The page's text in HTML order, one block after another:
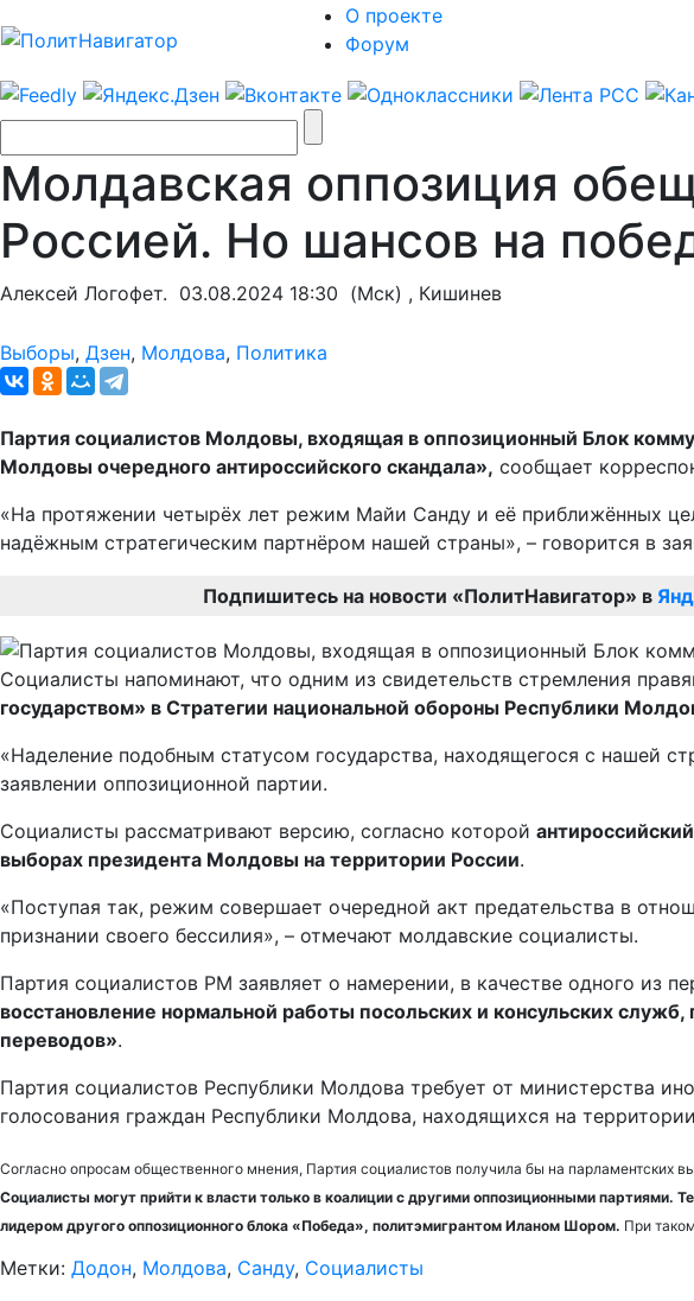
О проекте
Форум
Молдавская оппозиция
Россией. Но шансов на
Алексей Логофет. 03.08.2024 18:30 (Мск) , Кишинев
Выборы, Дзен, Молдова, Политика
Партия социалистов Молдовы, входящая в оппозиционный Блок
Молдовы очередного антироссийского скандала», сообщает
«На протяжении четырёх лет режим Майи Санду и её приближённых
надёжным стратегическим партнёром нашей страны», – говорится в
Подпишитесь на новости «ПолитНавигатор» в
Социалисты напоминают, что одним из свидетельств стремления
государством» в Стратегии национальной обороны Республики
«Наделение подобным статусом государства, находящегося с нашей
заявлении оппозиционной партии.
Социалисты рассматривают версию, согласно которой
выборах президента Молдовы на территории России.
«Поступая так, режим совершает очередной акт предательства в
признании своего бессилия», – отмечают молдавские социалисты.
Партия социалистов РМ заявляет о намерении, в качестве одного из
восстановление нормальной работы посольских и консульских
переводов».
Партия социалистов Республики Молдова требует от министерства
голосования граждан Республики Молдова, находящихся на
Согласно опросам общественного мнения, Партия социалистов получила бы на парламентских
Социалисты могут прийти к власти только в коалиции с другими оппозиционными партиями.
лидером другого оппозиционного блока «Победа», политэмигрантом Иланом Шором. При
Метки: Додон, Молдова, Санду, Социалисты